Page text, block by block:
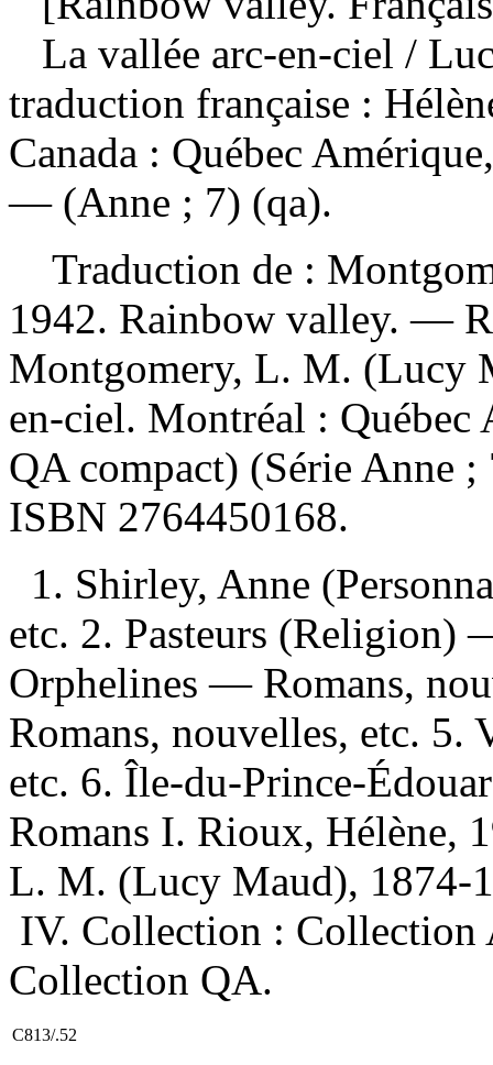
La vallée arc-en-ciel /
traduction française :
Canada : Québec
— (Anne ; 7) (qa).
Traduction de :
1942. Rainbow valley. —
Montgomery, L. M. (Lucy
en-ciel. Montréal :
QA compact) (Série
ISBN 2764450168.
1. Shirley, Anne
etc. 2. Pasteurs (Religion)
Orphelines — Romans,
Romans, nouvelles, etc.
etc. 6. Île-du-Prince-
Romans I. Rioux, Hélène,
L. M. (Lucy Maud), 1874-
IV. Collection : Collection
Collection QA.
C813/.52